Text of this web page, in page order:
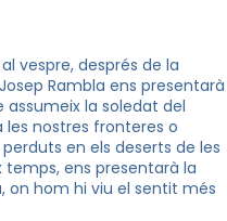
vespre, després de la
Rambla ens presentarà
assumeix la soledat del
nostres fronteres o
en els deserts de les
ens presentarà la
on hom hi viu el sentit més